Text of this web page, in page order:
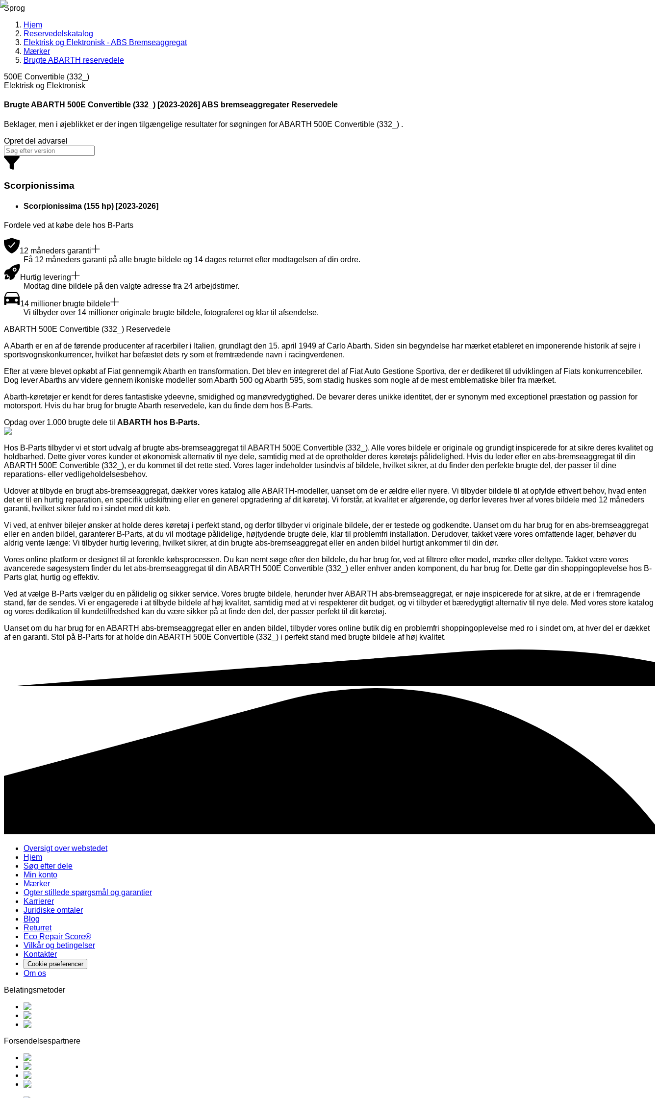
Sprog
Hjem
Reservedelskatalog
Elektrisk og Elektronisk - ABS Bremseaggregat
Mærker
Brugte ABARTH reservedele
500E Convertible (332_)
Elektrisk og Elektronisk
Brugte ABARTH 500E Convertible (332_) [2023-2026] ABS bremseaggregater Reservedele
Beklager, men i øjeblikket er der ingen tilgængelige resultater for søgningen forABARTH 500E Convertible (332_) .
Opret del advarsel
Scorpionissima
Scorpionissima (155 hp) [2023-2026]
Fordele ved at købe dele hos B-Parts
12 måneders garanti
Få 12 måneders garanti på alle brugte bildele og 14 dages returret efter modtagelsen af din ordre.
Hurtig levering
Modtag dine bildele på den valgte adresse fra 24 arbejdstimer.
14 millioner brugte bildele
Vi tilbyder over 14 millioner originale brugte bildele, fotograferet og klar til afsendelse.
ABARTH 500E Convertible (332_) Reservedele
A Abarth er en af de førende producenter af racerbiler i Italien, grundlagt den 15. april 1949 af Carlo Abarth. Siden sin begyndelse har mærket etableret en imponerende historik af sejre i
sportsvognskonkurrencer, hvilket har befæstet dets ry som et fremtrædende navn i racingverdenen.
Efter at være blevet opkøbt af Fiat gennemgik Abarth en transformation. Det blev en integreret del af Fiat Auto Gestione Sportiva, der er dedikeret til udviklingen af Fiats konkurrencebiler.
Dog lever Abarths arv videre gennem ikoniske modeller som Abarth 500 og Abarth 595, som stadig huskes som nogle af de mest emblematiske biler fra mærket.
Abarth-køretøjer er kendt for deres fantastiske ydeevne, smidighed og manøvredygtighed. De bevarer deres unikke identitet, der er synonym med exceptionel præstation og passion for
motorsport. Hvis du har brug for brugte Abarth reservedele, kan du finde dem hos B-Parts.
Opdag over 1.000 brugte dele til ABARTH hos B-Parts.
Hos B-Parts tilbyder vi et stort udvalg af brugte abs-bremseaggregat til ABARTH 500E Convertible (332_). Alle vores bildele er originale og grundigt inspicerede for at sikre deres kvalitet og
holdbarhed. Dette giver vores kunder et økonomisk alternativ til nye dele, samtidig med at de opretholder deres køretøjs pålidelighed. Hvis du leder efter en abs-bremseaggregat til din
ABARTH 500E Convertible (332_), er du kommet til det rette sted. Vores lager indeholder tusindvis af bildele, hvilket sikrer, at du finder den perfekte brugte del, der passer til dine
reparations- eller vedligeholdelsesbehov.
Udover at tilbyde en brugt abs-bremseaggregat, dækker vores katalog alle ABARTH-modeller, uanset om de er ældre eller nyere. Vi tilbyder bildele til at opfylde ethvert behov, hvad enten
det er til en hurtig reparation, en specifik udskiftning eller en generel opgradering af dit køretøj. Vi forstår, at kvalitet er afgørende, og derfor leveres hver af vores bildele med 12 måneders
garanti, hvilket sikrer fuld ro i sindet med dit køb.
Vi ved, at enhver bilejer ønsker at holde deres køretøj i perfekt stand, og derfor tilbyder vi originale bildele, der er testede og godkendte. Uanset om du har brug for en abs-bremseaggregat
eller en anden bildel, garanterer B-Parts, at du vil modtage pålidelige, højtydende brugte dele, klar til problemfri installation. Derudover, takket være vores omfattende lager, behøver du
aldrig vente længe: Vi tilbyder hurtig levering, hvilket sikrer, at din brugte abs-bremseaggregat eller en anden bildel hurtigt ankommer til din dør.
Vores online platform er designet til at forenkle købsprocessen. Du kan nemt søge efter den bildele, du har brug for, ved at filtrere efter model, mærke eller deltype. Takket være vores
avancerede søgesystem finder du let abs-bremseaggregat til din ABARTH 500E Convertible (332_) eller enhver anden komponent, du har brug for. Dette gør din shoppingoplevelse hos B-
Parts glat, hurtig og effektiv.
Ved at vælge B-Parts vælger du en pålidelig og sikker service. Vores brugte bildele, herunder hver ABARTH abs-bremseaggregat, er nøje inspicerede for at sikre, at de er i fremragende
stand, før de sendes. Vi er engagerede i at tilbyde bildele af høj kvalitet, samtidig med at vi respekterer dit budget, og vi tilbyder et bæredygtigt alternativ til nye dele. Med vores store katalog
og vores dedikation til kundetilfredshed kan du være sikker på at finde den del, der passer perfekt til dit køretøj.
Uanset om du har brug for en ABARTH abs-bremseaggregat eller en anden bildel, tilbyder vores online butik dig en problemfri shoppingoplevelse med ro i sindet om, at hver del er dækket
af en garanti. Stol på B-Parts for at holde din ABARTH 500E Convertible (332_) i perfekt stand med brugte bildele af høj kvalitet.
Oversigt over webstedet
Hjem
Søg efter dele
Min konto
Mærker
Ogter stillede spørgsmål og garantier
Karrierer
Juridiske omtaler
Blog
Returret
Eco Repair Score®
Vilkår og betingelser
Kontakter
Cookie præferencer
Om os
Belatingsmetoder
Forsendelsespartnere